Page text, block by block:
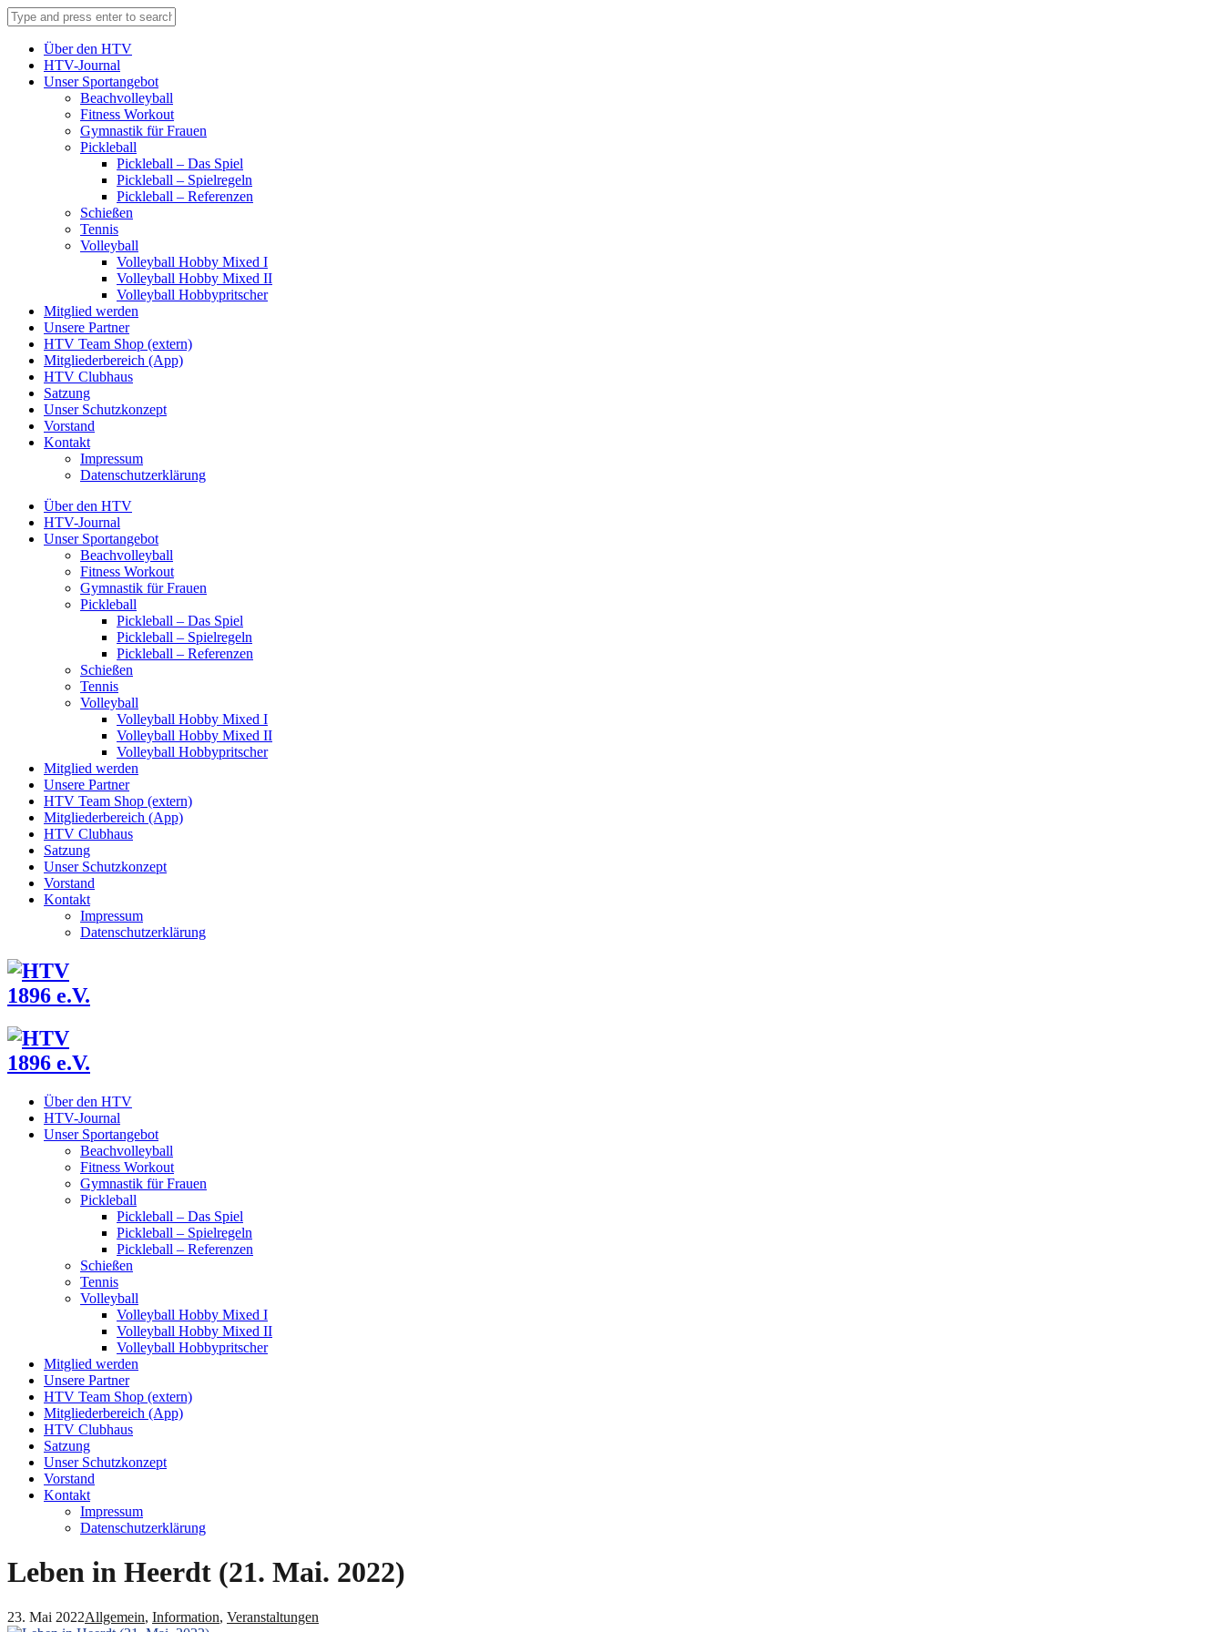
Über den HTV
HTV-Journal
Unser Sportangebot
Beachvolleyball
Fitness Workout
Gymnastik für Frauen
Pickleball
Pickleball – Das Spiel
Pickleball – Spielregeln
Pickleball – Referenzen
Schießen
Tennis
Volleyball
Volleyball Hobby Mixed I
Volleyball Hobby Mixed II
Volleyball Hobbypritscher
Mitglied werden
Unsere Partner
HTV Team Shop (extern)
Mitgliederbereich (App)
HTV Clubhaus
Satzung
Unser Schutzkonzept
Vorstand
Kontakt
Impressum
Datenschutzerklärung
Über den HTV
HTV-Journal
Unser Sportangebot
Beachvolleyball
Fitness Workout
Gymnastik für Frauen
Pickleball
Pickleball – Das Spiel
Pickleball – Spielregeln
Pickleball – Referenzen
Schießen
Tennis
Volleyball
Volleyball Hobby Mixed I
Volleyball Hobby Mixed II
Volleyball Hobbypritscher
Mitglied werden
Unsere Partner
HTV Team Shop (extern)
Mitgliederbereich (App)
HTV Clubhaus
Satzung
Unser Schutzkonzept
Vorstand
Kontakt
Impressum
Datenschutzerklärung
Über den HTV
HTV-Journal
Unser Sportangebot
Beachvolleyball
Fitness Workout
Gymnastik für Frauen
Pickleball
Pickleball – Das Spiel
Pickleball – Spielregeln
Pickleball – Referenzen
Schießen
Tennis
Volleyball
Volleyball Hobby Mixed I
Volleyball Hobby Mixed II
Volleyball Hobbypritscher
Mitglied werden
Unsere Partner
HTV Team Shop (extern)
Mitgliederbereich (App)
HTV Clubhaus
Satzung
Unser Schutzkonzept
Vorstand
Kontakt
Impressum
Datenschutzerklärung
Leben in Heerdt (21. Mai. 2022)
23. Mai 2022Allgemein, Information, Veranstaltungen